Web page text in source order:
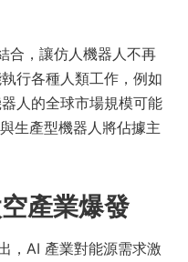
合，讓仿人機器人不再
行各種人類工作，例如
人的全球市場規模可能
生產型機器人將佔據主
產業爆發
，AI 產業對能源需求激